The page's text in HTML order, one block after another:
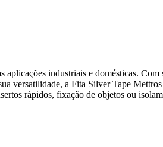
aplicações industriais e domésticas.
versatilidade, a Fita Silver Tape Mettros
rápidos, fixação de objetos ou